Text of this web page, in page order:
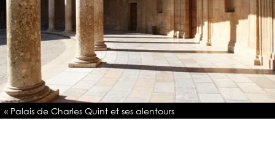
« Palais de Charles Quint et ses alentours